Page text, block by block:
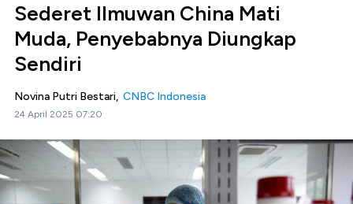
Sederet Ilmuwan China Mati
Muda, Penyebabnya Diungkap
Sendiri
Novina Putri Bestari, CNBC Indonesia
24 April 2025 07:20